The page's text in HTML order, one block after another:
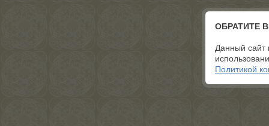
ОБРАТИТЕ
Данный сайт
Политикой